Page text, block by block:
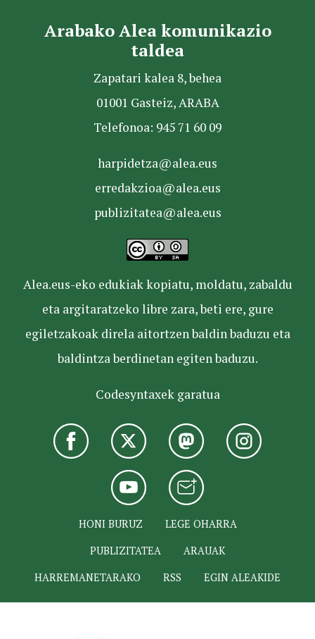
Arabako Alea komunikazio
taldea
Zapatari kalea 8, behea
01001 Gasteiz, ARABA
Telefonoa: 945 71 60 09
harpidetza@alea.eus
erredakzioa@alea.eus
publizitatea@alea.eus
Alea.eus-eko edukiak kopiatu, moldatu, zabaldu
eta argitaratzeko libre zara, beti ere, gure
egiletzakoak direla aitortzen baldin baduzu eta
baldintza berdinetan egiten baduzu.
Codesyntaxek garatua
HONI BURUZ
LEGE OHARRA
PUBLIZITATEA
ARAUAK
HARREMANETARAKO
RSS EGIN ALEAKIDE